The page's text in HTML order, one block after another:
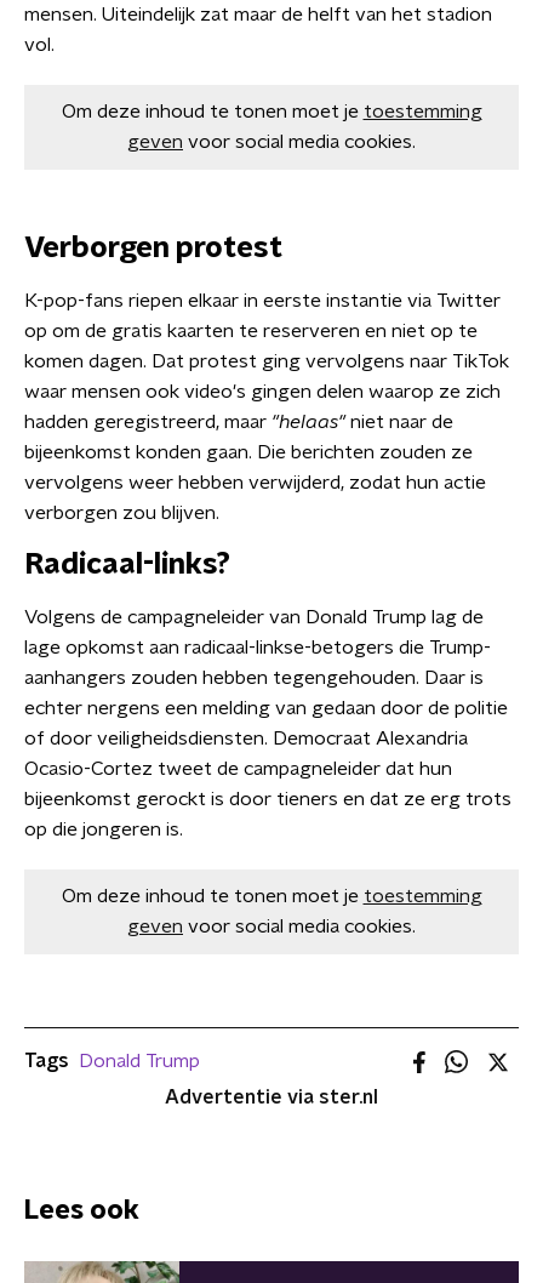
mensen. Uiteindelijk zat maar de helft van het stadion
vol.
Om deze inhoud te tonen moet je toestemming
geven voor social media cookies.
Verborgen protest
K-pop-fans riepen elkaar in eerste instantie via Twitter
op om de gratis kaarten te reserveren en niet op te
komen dagen. Dat protest ging vervolgens naar TikTok
waar mensen ook video's gingen delen waarop ze zich
hadden geregistreerd, maar "helaas"niet naar de
bijeenkomst konden gaan. Die berichten zouden ze
vervolgens weer hebben verwijderd, zodat hun actie
verborgen zou blijven.
Radicaal-links?
Volgens de campagneleider van Donald Trump lag de
lage opkomst aan radicaal-linkse-betogers die Trump-
aanhangers zouden hebben tegengehouden. Daar is
echter nergens een melding van gedaan door de politie
of door veiligheidsdiensten. Democraat Alexandria
Ocasio-Cortez tweet de campagneleider dat hun
bijeenkomst gerockt is door tieners en dat ze erg trots
op die jongeren is.
Om deze inhoud te tonen moet je toestemming
geven voor social media cookies.
Tags
Donald Trump
Advertentie via ster.nl
Lees ook